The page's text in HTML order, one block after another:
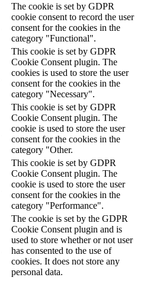
The cookie is set by GDPR
cookie consent to record the user
consent for the cookies in the
category "Functional".
This cookie is set by GDPR
Cookie Consent plugin. The
cookies is used to store the user
consent for the cookies in the
category "Necessary".
This cookie is set by GDPR
Cookie Consent plugin. The
cookie is used to store the user
consent for the cookies in the
category "Other.
This cookie is set by GDPR
Cookie Consent plugin. The
cookie is used to store the user
consent for the cookies in the
category "Performance".
The cookie is set by the GDPR
Cookie Consent plugin and is
used to store whether or not user
has consented to the use of
cookies. It does not store any
personal data.